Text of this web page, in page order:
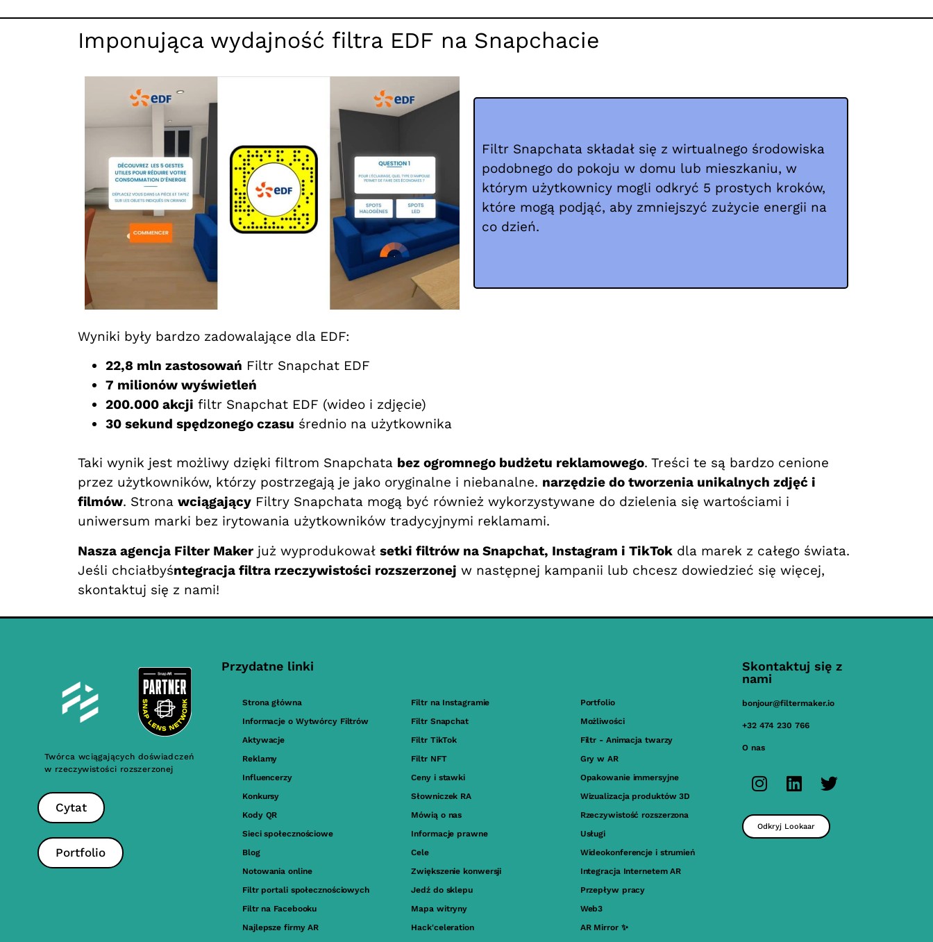
Imponująca wydajność filtra EDF na Snapchacie
Filtr Snapchata składał się z wirtualnego środowiska
podobnego do pokoju w domu lub mieszkaniu, w
którym użytkownicy mogli odkryć 5 prostych kroków,
które mogą podjąć, aby zmniejszyć zużycie energii na
co dzień.
Wyniki były bardzo zadowalające dla EDF:
22,8 mln zastosowań Filtr Snapchat EDF
7 milionów wyświetleń
200.000 akcji filtr Snapchat EDF (wideo i zdjęcie)
30 sekund spędzonego czasu średnio na użytkownika
Taki wynik jest możliwy dzięki filtrom Snapchata bez ogromnego budżetu reklamowego. Treści te są bardzo cenione
przez użytkowników, którzy postrzegają je jako oryginalne i niebanalne. narzędzie do tworzenia unikalnych zdjęć i
filmów. Strona wciągający Filtry Snapchata mogą być również wykorzystywane do dzielenia się wartościami i
uniwersum marki bez irytowania użytkowników tradycyjnymi reklamami.
Nasza agencja Filter Maker już wyprodukował setki filtrów na Snapchat, Instagram i TikTok dla marek z całego świata.
Jeśli chciałbyśntegracja filtra rzeczywistości rozszerzonej w następnej kampanii lub chcesz dowiedzieć się więcej,
skontaktuj się z nami!
Twórca wciągających doświadczeń
w rzeczywistości rozszerzonej
Cytat
Portfolio
Przydatne linki
Strona główna
Informacje o Wytwórcy Filtrów
Aktywacje
Reklamy
Influencerzy
Konkursy
Kody QR
Sieci społecznościowe
Blog
Notowania online
Filtr portali społecznościowych
Filtr na Facebooku
Najlepsze firmy AR
Filtr na Instagramie
Filtr Snapchat
Filtr TikTok
Filtr NFT
Ceny i stawki
Słowniczek RA
Mówią o nas
Informacje prawne
Cele
Zwiększenie konwersji
Jedź do sklepu
Mapa witryny
Hack'celeration
Portfolio
Możliwości
Filtr - Animacja twarzy
Gry w AR
Opakowanie immersyjne
Wizualizacja produktów 3D
Rzeczywistość rozszerzona
Usługi
Wideokonferencje i strumień
Integracja Internetem AR
Przepływ pracy
Web3
AR Mirror ✨
Skontaktuj się z
nami
bonjour@filtermaker.io
+32 474 230 766
O nas
Odkryj Lookaar